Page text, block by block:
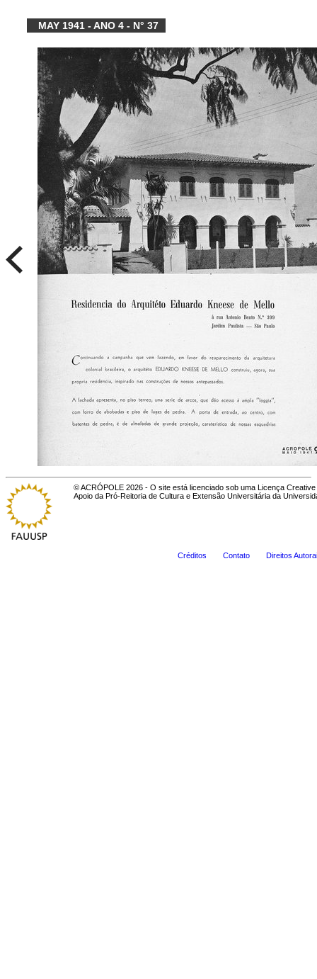
MAY 1941 - ANO 4 - N° 37
© ACRÓPOLE 2026 - O site está licenciado sob uma Licença
Apoio da Pró-Reitoria de Cultura e Extensão Universitária da
Créditos Contato Direitos